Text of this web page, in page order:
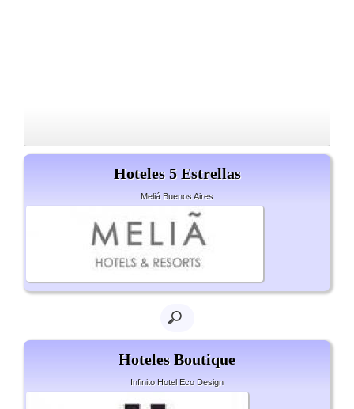
Hoteles 5 Estrellas
Meliá Buenos Aires
Hoteles Boutique
Infinito Hotel Eco Design